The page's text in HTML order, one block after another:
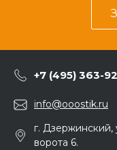
+7 (495) 363-
info@ooostik.ru
г. Дзержинский,
ворота 6.